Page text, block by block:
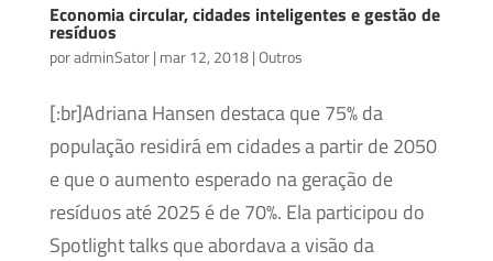
Economia circular, cidades inteligentes e gestão de
resíduos
poradminSator| mar 12, 2018|Outros
[:br]Adriana Hansen destaca que 75% da
população residirá em cidades a partir de 2050
e que o aumento esperado na geração de
resíduos até 2025 é de 70%. Ela participou do
Spotlight talks que abordava a visão da